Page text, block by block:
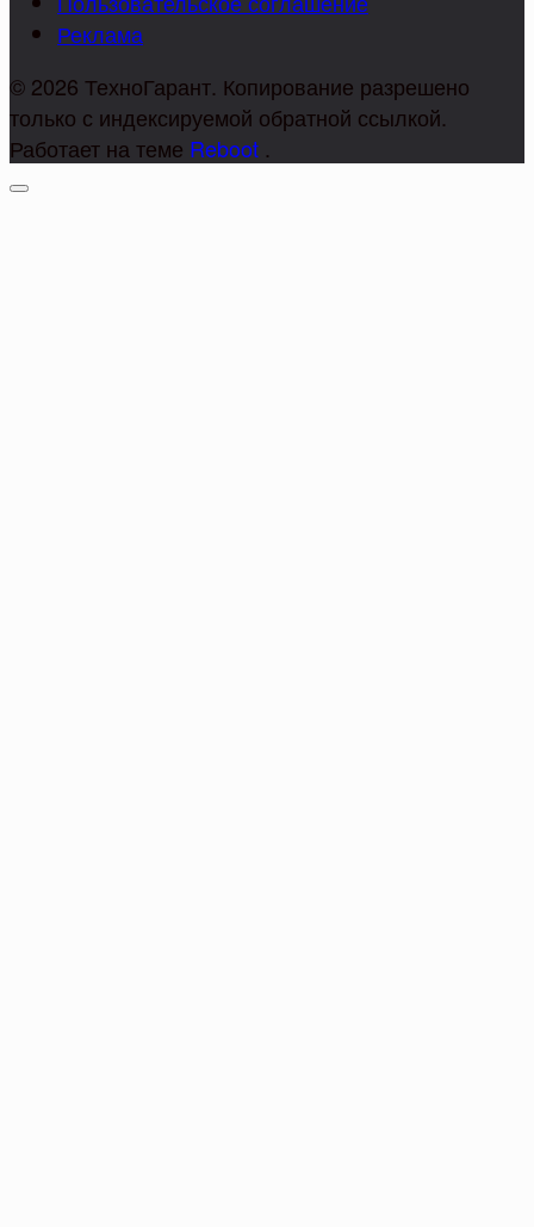
Реклама
© 2026 ТехноГарант. Копирование разрешено
только с индексируемой обратной ссылкой.
Работает на теме Reboot .